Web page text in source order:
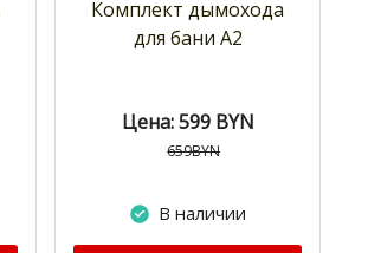
Комплект дымохода
для бани А2
Цена: 599 BYN
659BYN
В наличии